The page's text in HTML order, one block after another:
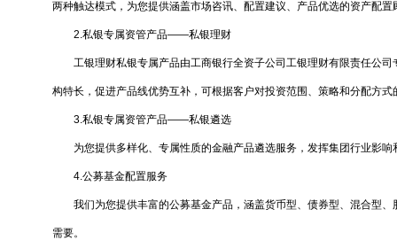
两种触达模式，为您提供涵盖市场咨讯、配置建议、产品优选的资产配置
2.私银专属资管产品——私银理财
工银理财私银专属产品由工商银行全资子公司工银理财有限责任公司
构特长，促进产品线优势互补，可根据客户对投资范围、策略和分配方
3.私银专属资管产品——私银遴选
为您提供多样化、专属性质的金融产品遴选服务，发挥集团行业影响
4.公募基金配置服务
我们为您提供丰富的公募基金产品，涵盖货币型、债券型、混合型、
需要。